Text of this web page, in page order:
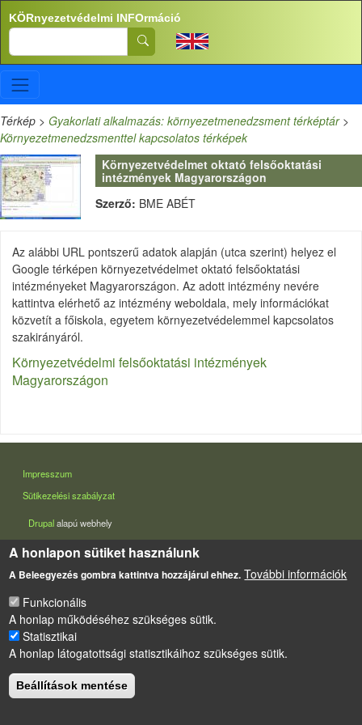
Ugrás a tartalomra
KÖRnyezetvédelmi INFOrmáció
Search
Térkép > Gyakorlati alkalmazás: környezetmenedzsment térképtár>
Környezetmenedzsmenttel kapcsolatos térképek
Környezetvédelmet oktató felsőoktatási
intézmények Magyarországon
Szerző: BME ABÉT
Az alábbi URL pontszerű adatok alapján (utca szerint) helyez el
Google térképen környezetvédelmet oktató felsőoktatási
intézményeket Magyarországon. Az adott intézmény nevére
kattintva elérhető az intézmény weboldala, mely információkat
közvetít a főiskola, egyetem környezetvédelemmel kapcsolatos
szakirányáról.
Környezetvédelmi felsőoktatási intézmények
Magyarországon
LÁBLÉC
Impresszum
Sütikezelési szabályzat
Drupalalapú webhely
A honlapon sütiket használunk
A Beleegyezés gombra kattintva hozzájárul ehhez. További információk
Funkcionális
A honlap működéséhez szükséges sütik.
Statisztikai
A honlap látogatottsági statisztikáihoz szükséges sütik.
Beállítások mentése